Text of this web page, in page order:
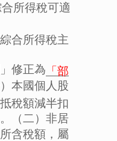
所得稅可適
合所得稅主
修正為 「部
本國個人股
稅額減半扣
（二）非居
含稅額，屬